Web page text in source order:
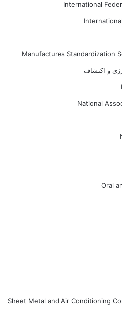
International
Manufactures Standardization
National
Oral
Sheet Metal and Air Conditioning